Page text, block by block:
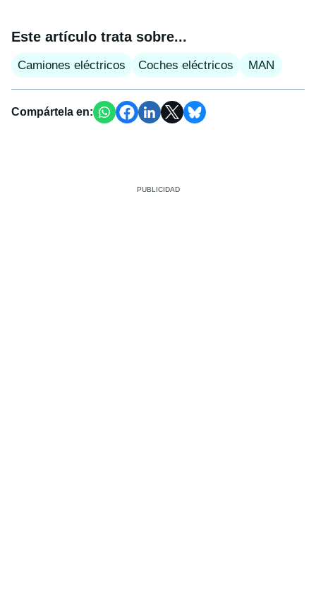
Este artículo trata sobre...
Camiones eléctricos Coches eléctricos MAN
Compártela en: